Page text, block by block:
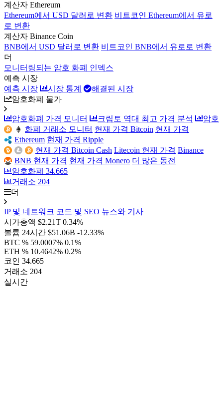
계산자 Ethereum
Ethereum에서 USD 달러로 변환 비트코인 Ethereum에서 유로
로 변환
계산자 Binance Coin
BNB에서 USD 달러로 변환 비트코인 BNB에서 유로로 변환
더
모니터링되는 암호 화폐 인덱스
예측 시장
예측 시장
시장 통계
해결된 시장
암호화폐 물가
암호화폐 가격 모니터 크립토 역대 최고 가격 분석
암호
화폐 거래소 모니터 현재 가격 Bitcoin 현재 가격
Ethereum 현재 가격 Ripple
현재 가격 Bitcoin Cash Litecoin 현재 가격 Binance
BNB 현재 가격 현재 가격 Monero 더 많은 동전
암호화폐 34.665
거래소 204
더
IP 및 네트워크 코드 및 SEO 뉴스와 기사
시가총액 $2.21T 0.34%
볼륨 24시간 $51.06B -12.33%
BTC % 59.0007% 0.1%
ETH % 10.4642% 0.2%
코인 34.665
거래소 204
실시간